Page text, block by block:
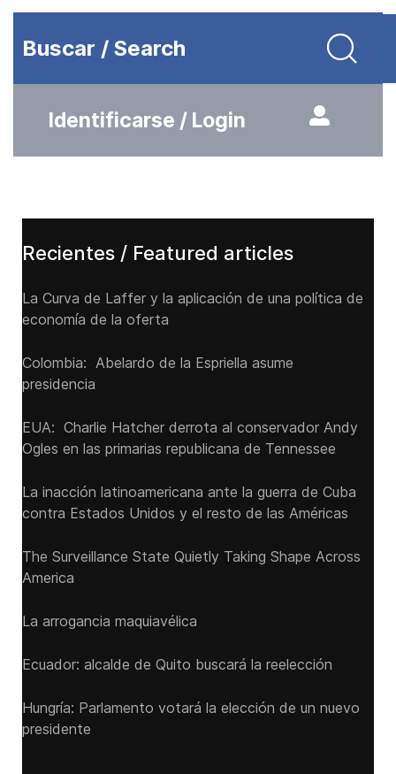
Buscar / Search
Identificarse / Login
Recientes / Featured articles
La Curva de Laffer y la aplicación de una política de
economía de la oferta
Colombia: Abelardo de la Espriella asume
presidencia
EUA: Charlie Hatcher derrota al conservador Andy
Ogles en las primarias republicana de Tennessee
La inacción latinoamericana ante la guerra de Cuba
contra Estados Unidos y el resto de las Américas
The Surveillance State Quietly Taking Shape Across
America
La arrogancia maquiavélica
Ecuador: alcalde de Quito buscará la reelección
Hungría: Parlamento votará la elección de un nuevo
presidente